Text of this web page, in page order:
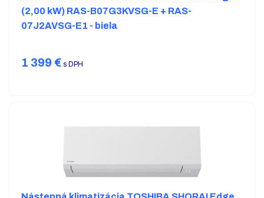
(2,00 kW) RAS-B07G3KVSG-E + RAS-
07J2AVSG-E1 - biela
1 399 € s DPH